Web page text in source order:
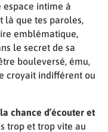
espace intime à
là que tes paroles,
emblématique,
le secret de sa
bouleversé, ému,
croyait indifférent ou
chance d’écouter et
trop et trop vite au